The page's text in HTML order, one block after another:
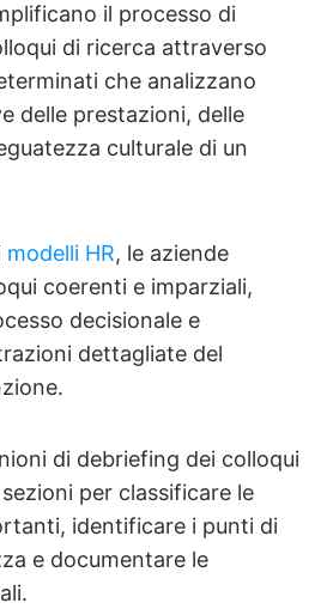
il processo di
di ricerca attraverso
che analizzano
delle prestazioni, delle
culturale di un
modelli HR, le aziende
coerenti e imparziali,
decisionale e
dettagliate del
di debriefing dei colloqui
per classificare le
identificare i punti di
e documentare le